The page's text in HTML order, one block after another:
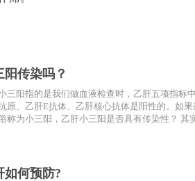
阳传染吗？
三阳指的是我们做血液检查时，乙肝五项指标
原、乙肝E抗体、乙肝核心抗体是阳性的。如果
称为小三阳，乙肝小三阳是否具有传染性？ 其
如何预防?